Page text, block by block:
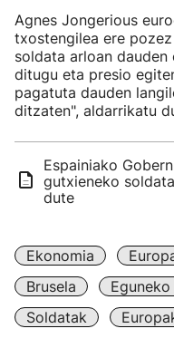
Agnes Jongerious
txostengilea ere
soldata arloan
ditugu eta presio
pagatuta dauden
ditzaten", aldarrikatu
Espainiako
gutxieneko
dute
Ekonomia
Brusela
Soldatak